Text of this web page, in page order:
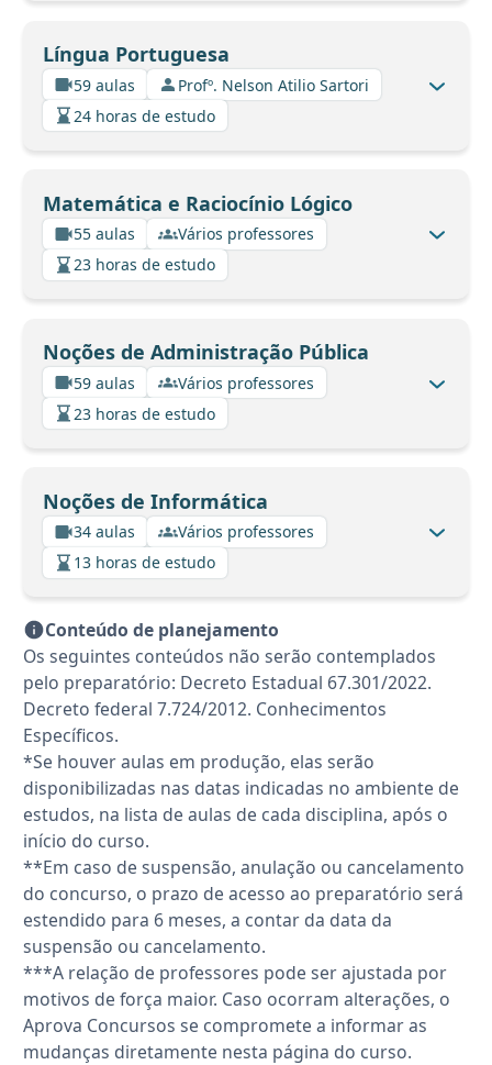
Língua Portuguesa
59 aulas
Profº. Nelson Atilio Sartori
24 horas de estudo
Matemática e Raciocínio Lógico
55 aulas
Vários professores
23 horas de estudo
Noções de Administração Pública
59 aulas
Vários professores
23 horas de estudo
Noções de Informática
34 aulas
Vários professores
13 horas de estudo
Conteúdo de planejamento
Os seguintes conteúdos não serão contemplados
pelo preparatório: Decreto Estadual 67.301/2022.
Decreto federal 7.724/2012. Conhecimentos
Específicos.
*Se houver aulas em produção, elas serão
disponibilizadas nas datas indicadas no ambiente de
estudos, na lista de aulas de cada disciplina, após o
início do curso.
**Em caso de suspensão, anulação ou cancelamento
do concurso, o prazo de acesso ao preparatório será
estendido para 6 meses, a contar da data da
suspensão ou cancelamento.
***A relação de professores pode ser ajustada por
motivos de força maior. Caso ocorram alterações, o
Aprova Concursos se compromete a informar as
mudanças diretamente nesta página do curso.